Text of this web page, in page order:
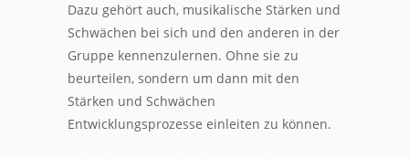
Dazu gehört auch, musikalische Stärken und
Schwächen bei sich und den anderen in der
Gruppe kennenzulernen. Ohne sie zu
beurteilen, sondern um dann mit den
Stärken und Schwächen
Entwicklungsprozesse einleiten zu können.